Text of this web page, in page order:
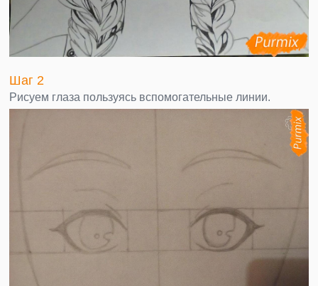
Шаг 2
Рисуем глаза пользуясь вспомогательные линии.